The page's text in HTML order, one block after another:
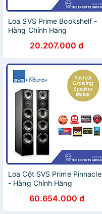
Loa SVS Prime Bookshelf -
Hàng Chính Hãng
20.207.000 đ
Loa Cột SVS Prime Pinnacle
- Hàng Chính Hãng
60.654.000 đ